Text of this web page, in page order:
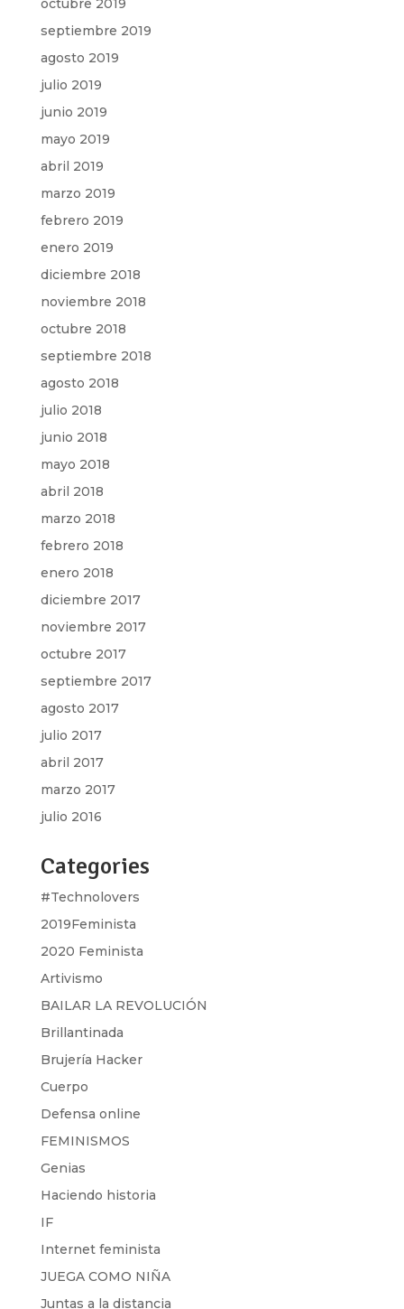
octubre 2019
septiembre 2019
agosto 2019
julio 2019
junio 2019
mayo 2019
abril 2019
marzo 2019
febrero 2019
enero 2019
diciembre 2018
noviembre 2018
octubre 2018
septiembre 2018
agosto 2018
julio 2018
junio 2018
mayo 2018
abril 2018
marzo 2018
febrero 2018
enero 2018
diciembre 2017
noviembre 2017
octubre 2017
septiembre 2017
agosto 2017
julio 2017
abril 2017
marzo 2017
julio 2016
Categories
#Technolovers
2019Feminista
2020 Feminista
Artivismo
BAILAR LA REVOLUCIÓN
Brillantinada
Brujería Hacker
Cuerpo
Defensa online
FEMINISMOS
Genias
Haciendo historia
IF
Internet feminista
JUEGA COMO NIÑA
Juntas a la distancia